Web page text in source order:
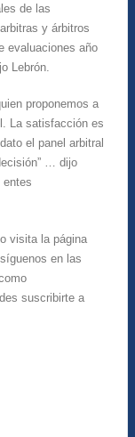
de las
y árbitros
evaluaciones año
Lebrón.
proponemos a
La satisfacción es
el panel arbitral
… dijo
entes
visita la página
en las
suscribirte a